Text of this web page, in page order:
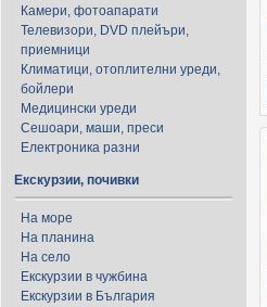
Камери, фотоапарати
Телевизори, DVD плейъри,
приемници
Климатици, отоплителни уреди,
бойлери
Медицински уреди
Сешоари, маши, преси
Електроника разни
Екскурзии, почивки
На море
На планина
На село
Екскурзии в чужбина
Екскурзии в България